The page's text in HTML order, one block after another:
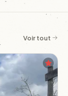
Voir tout